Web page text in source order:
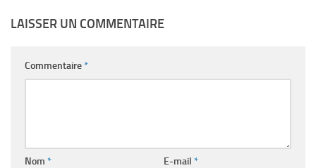
LAISSER UN COMMENTAIRE
Commentaire*
Nom * E-mail *